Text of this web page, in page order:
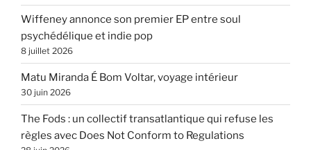
Wiffeney annonce son premier EP entre soul
psychédélique et indie pop
8 juillet 2026
Matu Miranda É Bom Voltar, voyage intérieur
30 juin 2026
The Fods : un collectif transatlantique qui refuse les
règles avec Does Not Conform to Regulations